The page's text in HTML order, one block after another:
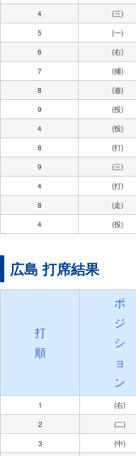
4
(三)
5
(一)
6
(右)
7
(捕)
8
(遊)
9
(投)
4
(投)
8
(打)
9
(三)
4
(打)
8
(走)
4
(投)
広島 打席結果
打
順
ポ
ジ
シ
ョ
ン
1 (右)
2
(二)
3
(中)